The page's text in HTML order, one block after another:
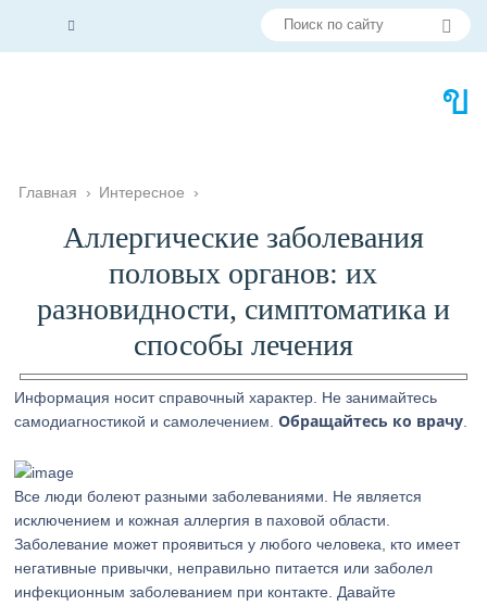
Главная › Интересное ›
Аллергические заболевания
половых органов: их
разновидности, симптоматика и
способы лечения
Информация носит справочный характер. Не занимайтесь
самодиагностикой и самолечением.Обращайтесь ко врачу
Все люди болеют разными заболеваниями. Не является
исключением и кожная аллергия в паховой области.
Заболевание может проявиться у любого человека, кто имеет
негативные привычки, неправильно питается или заболел
инфекционным заболеванием при контакте. Давайте